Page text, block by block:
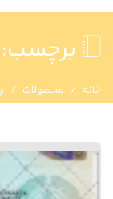
برچسب:
خانه محصولات